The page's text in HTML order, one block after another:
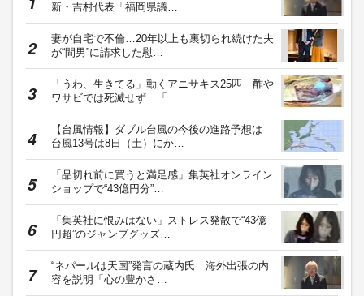
新・吉村代表「福岡県議…
妻が自宅で不倫…20年以上も裏切られ続けた夫
が“間男”に請求した慰…
「うわ、生きてる」動くアニサキス25匹 酢や
ワサビでは死滅せず…「…
【台風情報】ダブル台風の今後の進路予想は
台風13号は8日（土）にか…
「品切れ前に買うと満足感」集英社オンライン
ショップで“43億円分”…
「集英社に恨みはない」ストレス発散で“43億
円超”のジャンプグッズ…
“ネパールは天国”発言の蔵内氏 海外出張の内
容を説明「心の豊かさ…